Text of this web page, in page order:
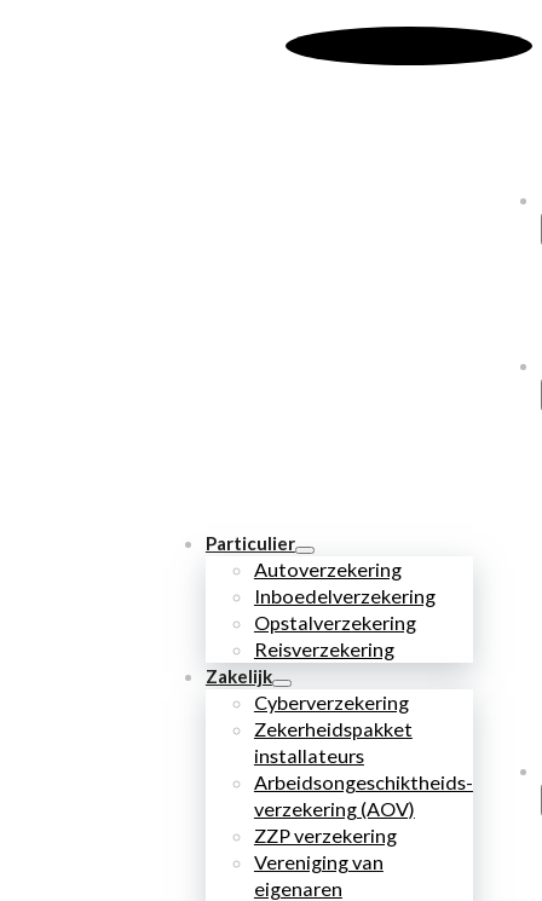
Particulier
Autoverzekering
Inboedelverzekering
Opstalverzekering
Reisverzekering
Zakelijk
Cyberverzekering
Zekerheidspakket
installateurs
Arbeidsongeschiktheids­
verzekering (AOV)
ZZP verzekering
Vereniging van
eigenaren